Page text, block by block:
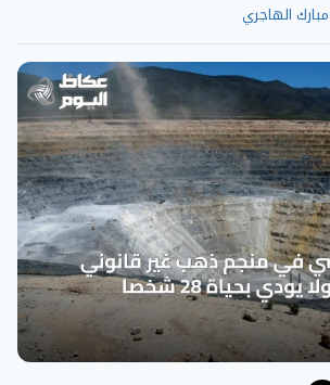
مبارك الهاجري